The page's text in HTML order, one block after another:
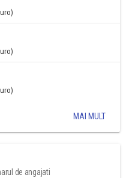
MAI MULT
de angajati